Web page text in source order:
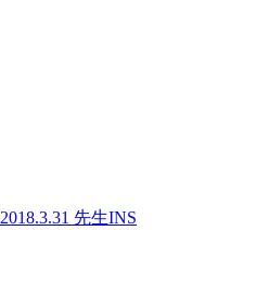
2018.3.31 先生INS